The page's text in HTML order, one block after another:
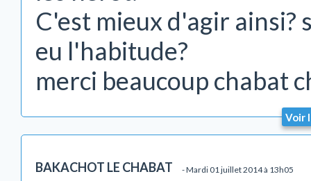
C'est mieux d'agir ainsi?
eu l'habitude?
merci beaucoup chabat
Voir
BAKACHOT LE CHABAT - Mardi 01 juillet 2014 à 13h05